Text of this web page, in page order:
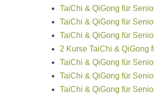
TaiChi & QiGong für
TaiChi & QiGong für
TaiChi & QiGong für
2 Kurse TaiChi & QiGong
TaiChi & QiGong für
TaiChi & QiGong für
TaiChi & QiGong für